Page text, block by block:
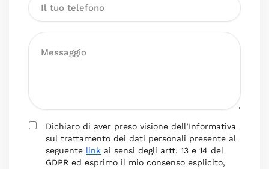
Dichiaro di aver preso visione dell’Informativa
sul trattamento dei dati personali presente al
seguente link ai sensi degli artt. 13 e 14 del
GDPR ed esprimo il mio consenso esplicito,